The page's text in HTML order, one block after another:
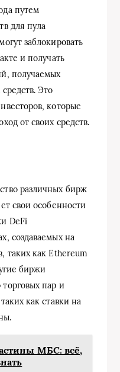
путем
для пула
заблокировать
и получать
получаемых
Это
которые
от своих средств.
различных бирж
свои особенности
DeFi
создаваемых на
таких как Ethereum
биржи
пар и
как ставки на
МБС: всё,